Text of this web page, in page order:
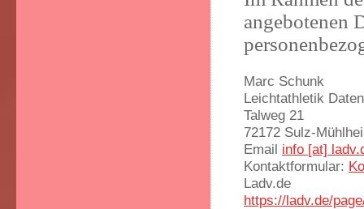
angebotenen
Marc Schunk
Leichtathletik
Talweg 21
72172 Sulz-
Email info [at]
Kontaktformular:
Ladv.de
https://ladv.de/